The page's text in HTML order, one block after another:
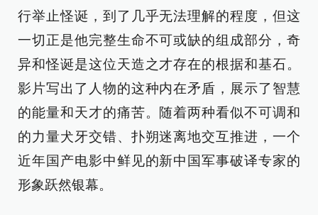
行举止怪诞，到了几乎无法理解的程度，但这
一切正是他完整生命不可或缺的组成部分，奇
异和怪诞是这位天造之才存在的根据和基石。
影片写出了人物的这种内在矛盾，展示了智慧
的能量和天才的痛苦。随着两种看似不可调和
的力量犬牙交错、扑朔迷离地交互推进，一个
近年国产电影中鲜见的新中国军事破译专家的
形象跃然银幕。